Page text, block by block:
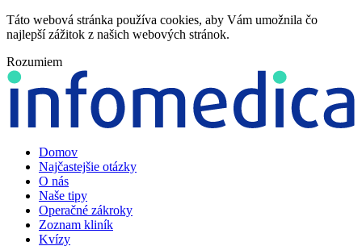
Táto webová stránka používa cookies, aby Vám umožnila čo
najlepší zážitok z našich webových stránok.
Rozumiem
Domov
Najčastejšie otázky
O nás
Naše tipy
Operačné zákroky
Zoznam kliník
Kvízy